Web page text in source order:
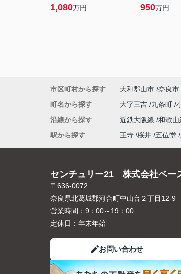
1,080万円 950万円
市区町村から探す 大和郡山市 奈良市
町名から探す
大字三吉 九条町
沿線から探す
近鉄大阪線 和歌山
駅から探す
王寺 桜井 五位堂
センチュリー21 株式会社ベー
〒636-0072
奈良県北葛城郡河合町中山台２丁目12-9
営業時間： 9：00～19：00
定休日： 年末年始
お問い合わせ